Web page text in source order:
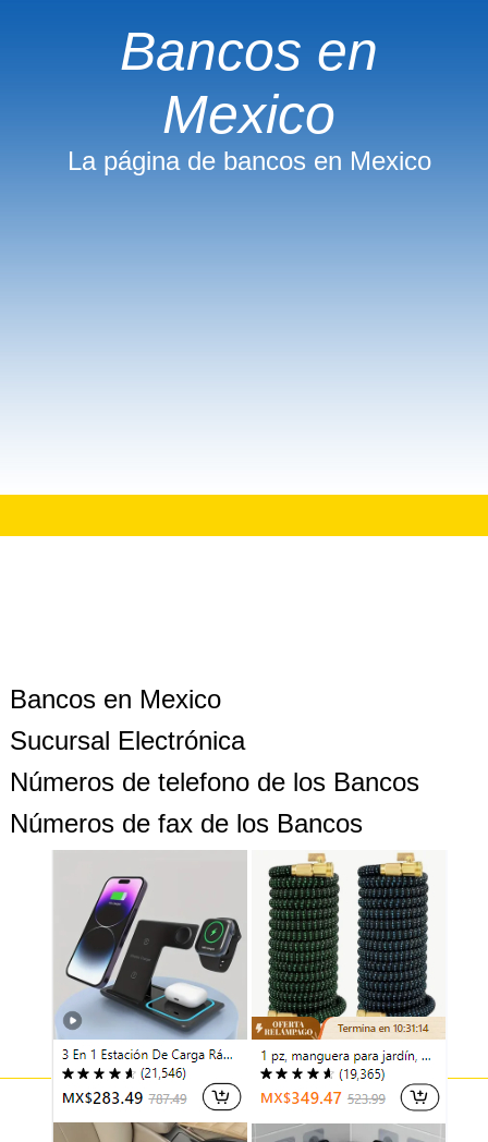
Bancos en
Mexico
La página de bancos en Mexico
Bancos en Mexico
Sucursal Electrónica
Números de telefono de los Bancos
Números de fax de los Bancos